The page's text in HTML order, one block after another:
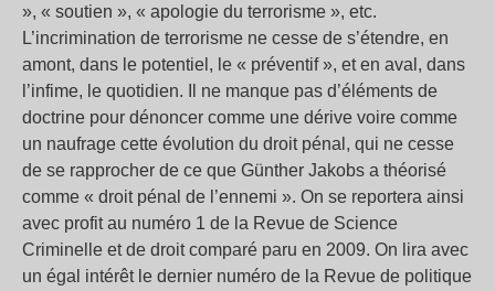
», « soutien », « apologie du terrorisme », etc.
L’incrimination de terrorisme ne cesse de s’étendre, en
amont, dans le potentiel, le « préventif », et en aval, dans
l’infime, le quotidien. Il ne manque pas d’éléments de
doctrine pour dénoncer comme une dérive voire comme
un naufrage cette évolution du droit pénal, qui ne cesse
de se rapprocher de ce que Günther Jakobs a théorisé
comme « droit pénal de l’ennemi ». On se reportera ainsi
avec profit au numéro 1 de la Revue de Science
Criminelle et de droit comparé paru en 2009. On lira avec
un égal intérêt le dernier numéro de la Revue de politique